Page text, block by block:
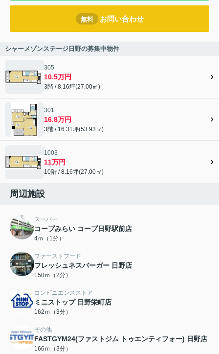
無料 お問い合わせ
シャーメゾンステージ日野の募集中物件
305
10.5万円
3階 / 8.16坪(27.00㎡)
301
16.8万円
3階 / 16.31坪(53.93㎡)
1003
11万円
10階 / 8.16坪(27.00㎡)
周辺施設
スーパー
コープみらい コープ日野駅前店
4ｍ（1分）
ファーストフード
フレッシュネスバーガー 日野店
150ｍ（2分）
コンビニエンスストア
ミニストップ 日野栄町店
162ｍ（3分）
その他
FASTGYM24(ファストジム トゥエンティフォー) 日野店
166ｍ（3分）